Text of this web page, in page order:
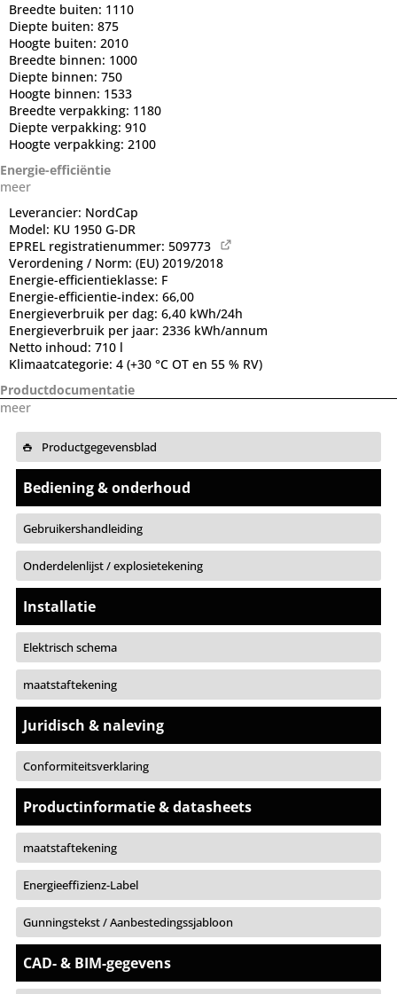
Breedte buiten: 1110
Diepte buiten: 875
Hoogte buiten: 2010
Breedte binnen: 1000
Diepte binnen: 750
Hoogte binnen: 1533
Breedte verpakking: 1180
Diepte verpakking: 910
Hoogte verpakking: 2100
Energie-efficiëntie
meer
Leverancier: NordCap
Model: KU 1950 G-DR
EPREL registratienummer: 509773
Verordening / Norm: (EU) 2019/2018
Energie-efficientieklasse: F
Energie-efficientie-index: 66,00
Energieverbruik per dag: 6,40 kWh/24h
Energieverbruik per jaar: 2336 kWh/annum
Netto inhoud: 710 l
Klimaatcategorie: 4 (+30 °C OT en 55 % RV)
Productdocumentatie
meer
Productgegevensblad
Bediening & onderhoud
Gebruikershandleiding
Onderdelenlijst / explosietekening
Installatie
Elektrisch schema
maatstaftekening
Juridisch & naleving
Conformiteitsverklaring
Productinformatie & datasheets
maatstaftekening
Energieeffizienz-Label
Gunningstekst / Aanbestedingssjabloon
CAD- & BIM-gegevens